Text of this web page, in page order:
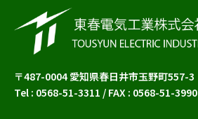
〒487-0004 愛知県春日井市玉野町557-3
Tel : 0568-51-3311 / FAX : 0568-51-3990